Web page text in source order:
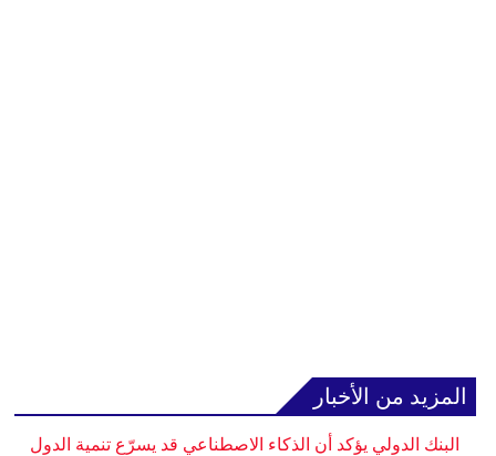
المزيد من الأخبار
البنك الدولي يؤكد أن الذكاء الاصطناعي قد يسرّع تنمية الدول